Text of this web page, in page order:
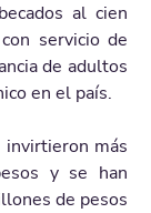
al cien
servicio de
de adultos
en el país.
invirtieron más
y se han
de pesos